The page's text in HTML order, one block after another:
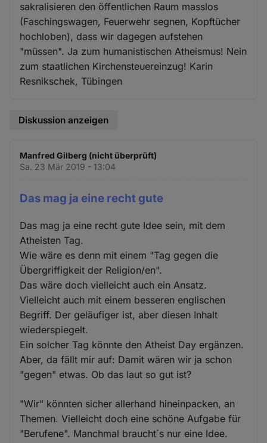
sakralisieren den öffentlichen Raum masslos
(Faschingswagen, Feuerwehr segnen, Kopftücher
hochloben), dass wir dagegen aufstehen
"müssen". Ja zum humanistischen Atheismus! Nein
zum staatlichen Kirchensteuereinzug! Karin
Resnikschek, Tübingen
Diskussion anzeigen
Manfred Gilberg (nicht überprüft)
Sa. 23 Mär 2019 - 13:04
Das mag ja eine recht gute
Das mag ja eine recht gute Idee sein, mit dem
Atheisten Tag.
Wie wäre es denn mit einem "Tag gegen die
Übergriffigkeit der Religion/en".
Das wäre doch vielleicht auch ein Ansatz.
Vielleicht auch mit einem besseren englischen
Begriff. Der geläufiger ist, aber diesen Inhalt
wiederspiegelt.
Ein solcher Tag könnte den Atheist Day ergänzen.
Aber, da fällt mir auf: Damit wären wir ja schon
"gegen" etwas. Ob das laut so gut ist?
"Wir" könnten sicher allerhand hineinpacken, an
Themen. Vielleicht doch eine schöne Aufgabe für
"Berufene". Manchmal braucht´s nur eine Idee.